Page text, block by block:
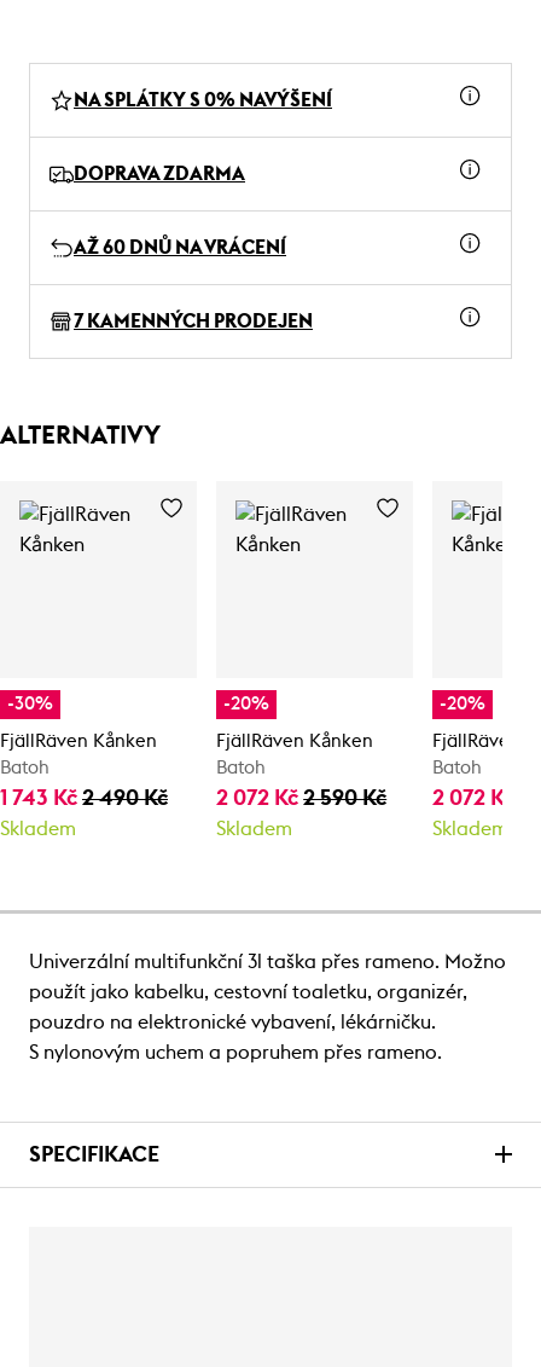
NA SPLÁTKY S 0% NAVÝŠENÍ
DOPRAVA ZDARMA
AŽ 60 DNŮ NA VRÁCENÍ
7 KAMENNÝCH PRODEJEN
ALTERNATIVY
-30%
FjällRäven Kånken
Batoh
1 743 Kč 2 490 Kč
Skladem
-20%
FjällRäven Kånken
Batoh
2 072 Kč2 590 Kč
Skladem
-20%
FjällRäven
Batoh
2 072 Kč
Skladem
Univerzální multifunkční 3l taška přes rameno. Možno
použít jako kabelku, cestovní toaletku, organizér,
pouzdro na elektronické vybavení, lékárničku.
S nylonovým uchem a popruhem přes rameno.
SPECIFIKACE